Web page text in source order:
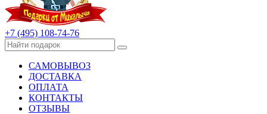
+7 (495) 108-74-76
САМОВЫВОЗ
ДОСТАВКА
ОПЛАТА
КОНТАКТЫ
ОТЗЫВЫ